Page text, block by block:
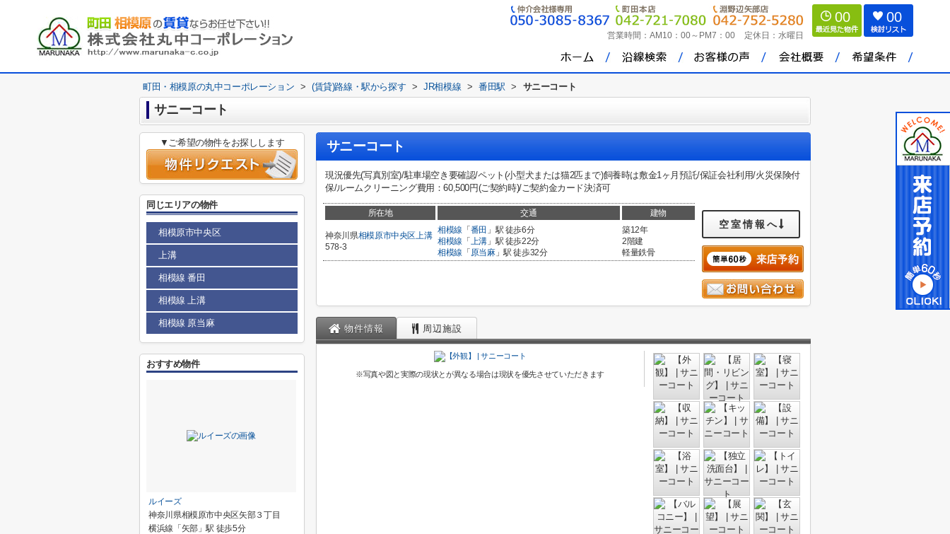
営業時間： AM10：00～PM7：00 定休日： 水曜日
00 00
町田・相模原の丸中コーポレーション > (賃貸)路線・駅から探す > JR相模線 > 番田駅 > サニーコート
サニーコート
サニーコート
現況優先(写真別室)/駐車場空き要確認/ペット(小型犬または猫2匹まで)飼養時は敷金1ヶ月預託/保証会社利用/火災保険付
保/ルームクリーニング費用：60,500円(ご契約時)/ご契約金カード決済可
所在地 交通 建物
神奈川県相模原市中央区上溝
578-3
相模線 「 番田 」駅 徒歩6分
相模線 「 上溝」駅 徒歩22分
相模線 「 原当麻」駅 徒歩32分
築12年
2階建
軽量鉄骨
空室情報へ
物件情報 周辺施設
※写真や図と実際の現状とが異なる場合は現状を優先させていただきます
▼ご希望の物件をお探しします
同じエリアの物件
相模原市中央区
上溝
相模線 番田
相模線 上溝
相模線 原当麻
おすすめ物件
ルイーズ
神奈川県相模原市中央区矢部３丁目
横浜線「矢部」駅 徒歩5分